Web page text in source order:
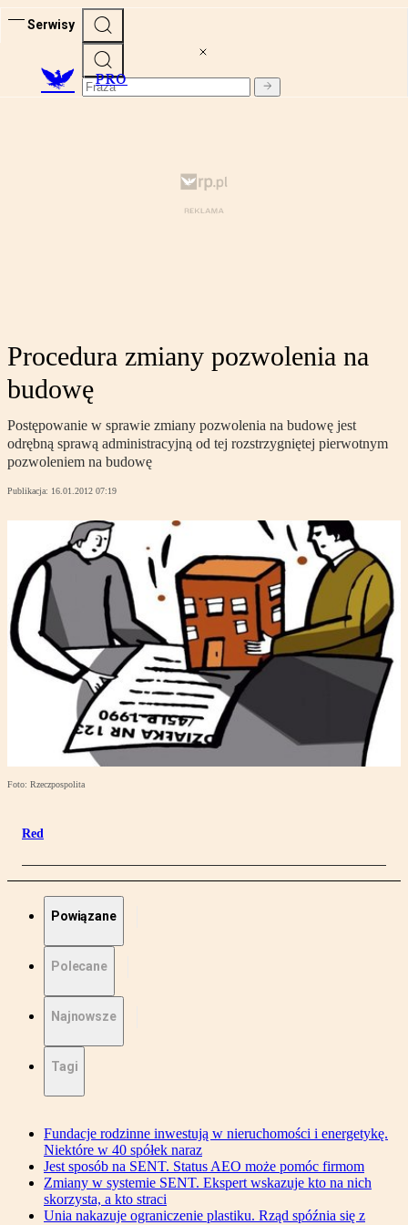
Serwisy
PRO
Procedura zmiany pozwolenia na
budowę
Postępowanie w sprawie zmiany pozwolenia na budowę jest
odrębną sprawą administracyjną od tej rozstrzygniętej pierwotnym
pozwoleniem na budowę
Publikacja: 16.01.2012 07:19
Foto: Rzeczpospolita
Red
Powiązane
Polecane
Najnowsze
Tagi
Fundacje rodzinne inwestują w nieruchomości i energetykę.
Niektóre w 40 spółek naraz
Jest sposób na SENT. Status AEO może pomóc firmom
Zmiany w systemie SENT. Ekspert wskazuje kto na nich
skorzysta, a kto straci
Unia nakazuje ograniczenie plastiku. Rząd spóźnia się z